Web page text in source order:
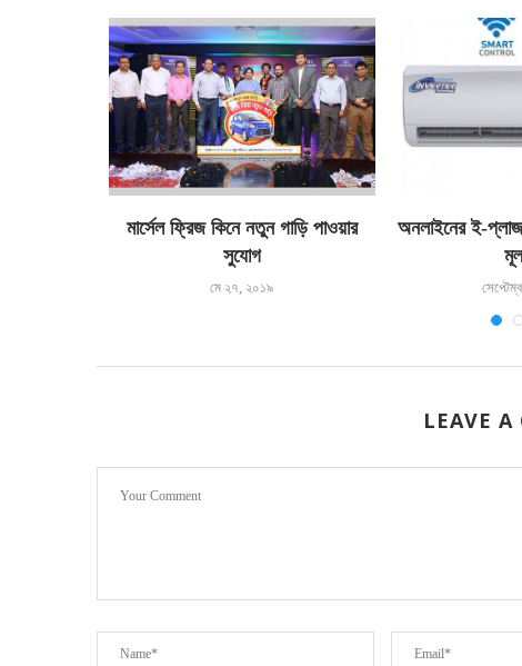
মার্সেল ফ্রিজ কিনে নতুন গাড়ি পাওয়ার
সুযোগ
মে ২৭, ২০১৯
অনলাইনের ই-
LEAVE